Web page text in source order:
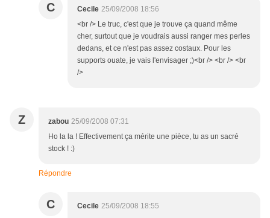
C Cecile 25/09/2008 18:56
<br /> Le truc, c'est que je trouve ça quand même
cher, surtout que je voudrais aussi ranger mes perles
dedans, et ce n'est pas assez costaux. Pour les
supports ouate, je vais l'envisager ;)<br /> <br /> <br
/>
Z zabou 25/09/2008 07:31
Ho la la ! Effectivement ça mérite une pièce, tu as un sacré
stock ! :)
Répondre
C Cecile 25/09/2008 18:55